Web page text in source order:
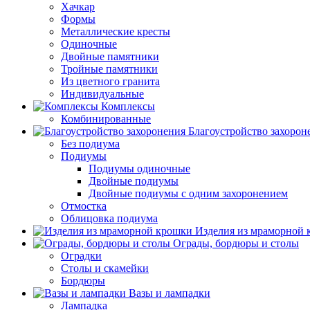
Хачкар
Формы
Металлические кресты
Одиночные
Двойные памятники
Тройные памятники
Из цветного гранита
Индивидуальные
Комплексы
Комбинированные
Благоустройство
Без подиума
Подиумы
Подиумы одиночные
Двойные подиумы
Двойные подиумы с одним захоронением
Отмостка
Облицовка подиума
Изделия из мраморной
Ограды, бордюры и столы
Оградки
Столы и скамейки
Бордюры
Вазы и лампадки
Лампадка